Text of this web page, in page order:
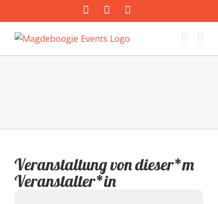
Inhalt
springen
FacebookInstagram
Mail
Veranstaltung von dieser*m
Veranstalter*in